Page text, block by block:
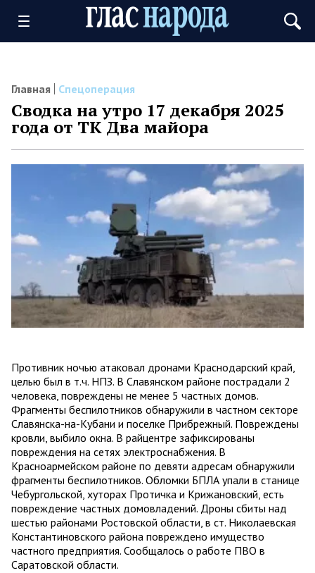
Главная Спецоперация
Сводка на утро 17 декабря 2025
года от ТК Два майора
Противник ночью атаковал дронами Краснодарский край,
целью был в т.ч. НПЗ. В Славянском районе пострадали 2
человека, повреждены не менее 5 частных домов.
Фрагменты беспилотников обнаружили в частном секторе
Славянска-на-Кубани и поселке Прибрежный. Повреждены
кровли, выбило окна. В райцентре зафиксированы
повреждения на сетях электроснабжения. В
Красноармейском районе по девяти адресам обнаружили
фрагменты беспилотников. Обломки БПЛА упали в станице
Чебургольской, хуторах Протичка и Крижановский, есть
повреждение частных домовладений. Дроны сбиты над
шестью районами Ростовской области, в ст. Николаевская
Константиновского района повреждено имущество
частного предприятия. Сообщалось о работе ПВО в
Саратовской области.